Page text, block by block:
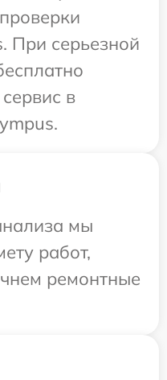
При серьезной
в
мы
работ,
ремонтные